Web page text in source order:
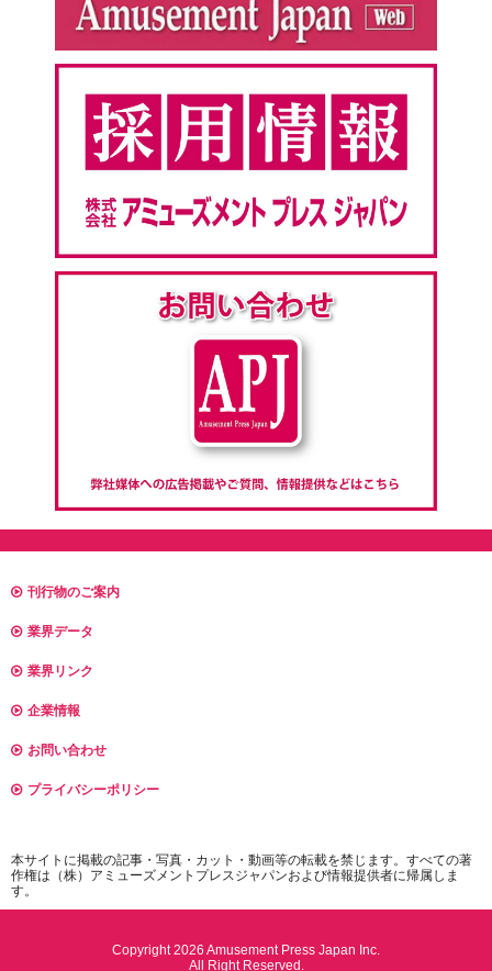
刊行物のご案内
業界データ
業界リンク
企業情報
お問い合わせ
プライバシーポリシー
本サイトに掲載の記事・写真・カット・動画等の転載を禁じます。すべての著
作権は（株）アミューズメントプレスジャパンおよび情報提供者に帰属しま
す。
Copyright 2026 Amusement Press Japan Inc.
All Right Reserved.